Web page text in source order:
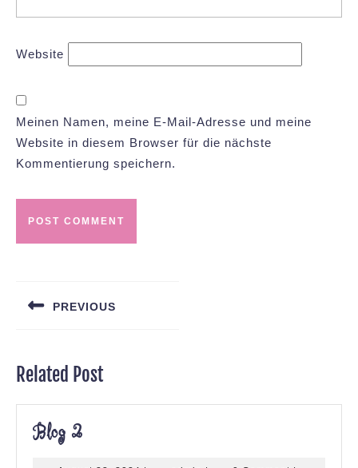
Website
Meinen Namen, meine E-Mail-Adresse und meine
Website in diesem Browser für die nächste
Kommentierung speichern.
PREVIOUS
Related Post
Blog 2